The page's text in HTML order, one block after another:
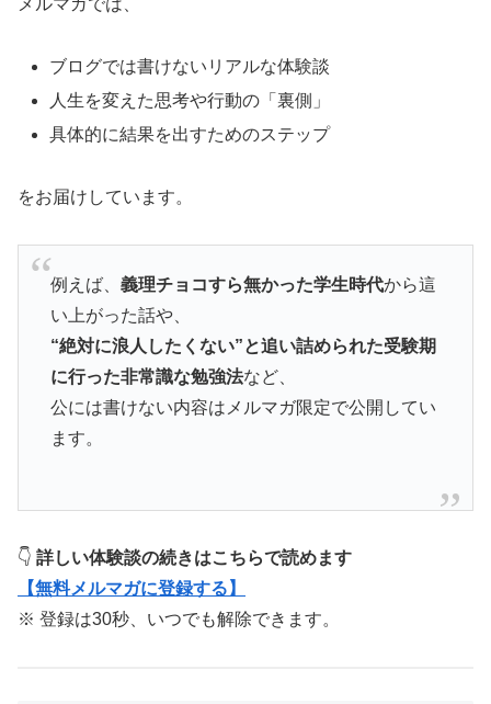
ブログでは書けないリアルな体験談
人生を変えた思考や行動の「裏側」
具体的に結果を出すためのステップ
をお届けしています。
例えば、 義理チョコすら無かった学生時代から這
い上がった話や、
“絶対に浪人したくない”と追い詰められた受験期
に行った非常識な勉強法など、
公には書けない内容はメルマガ限定で公開してい
ます。
👇 詳しい体験談の続きはこちらで読めます
【無料メルマガに登録する】
※ 登録は30秒、いつでも解除できます。